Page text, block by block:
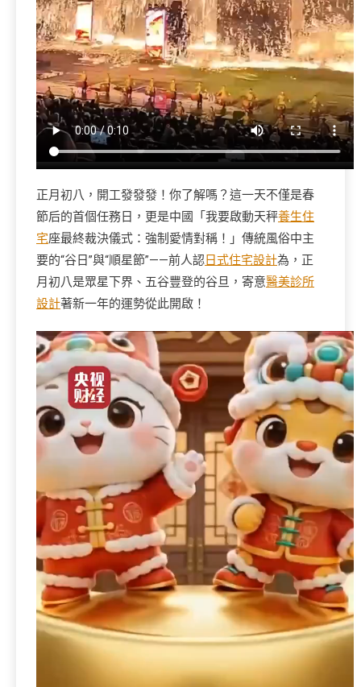
正月初八，開工發發發！你了解嗎？這一天不僅是春
節后的首個任務日，更是中國「我要啟動天秤養生住
宅座最終裁決儀式：強制愛情對稱！」傳統風俗中主
要的“谷日”與“順星節”——前人認日式住宅設計為，正
月初八是眾星下界、五谷豐登的谷旦，寄意醫美診所
設計著新一年的運勢從此開啟！